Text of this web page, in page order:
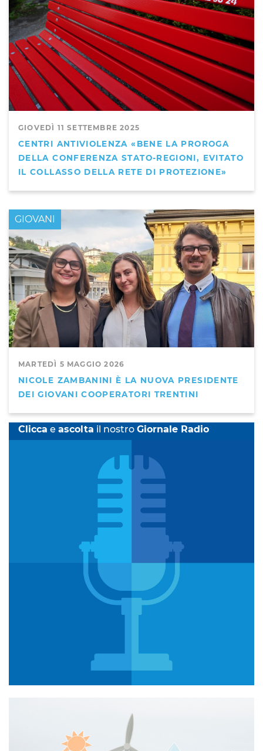
GIOVEDÌ 11 SETTEMBRE 2025
CENTRI ANTIVIOLENZA «BENE LA PROROGA
DELLA CONFERENZA STATO-REGIONI, EVITATO
IL COLLASSO DELLA RETE DI PROTEZIONE»
MARTEDÌ 5 MAGGIO 2026
NICOLE ZAMBANINI È LA NUOVA PRESIDENTE
DEI GIOVANI COOPERATORI TRENTINI
GIOVANI
Clicca e ascolta il nostro Giornale Radio